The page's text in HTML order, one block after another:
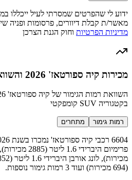
ידוע לי שהפרטים שמסרתי לעיל ייכללו
מאשר/ת קבלת דיוורים, פרסומות ופניה
מדיניות הפרטיות וחוק הגנת הצרכן
מכירות קיה ספורטאז' 2026 והשוואה למתחרים
בקטגוריה SUV קומפקטי
רמות גימור מתחרים
(694 מכירות) ועוד 3 רמות גימור נוספות.